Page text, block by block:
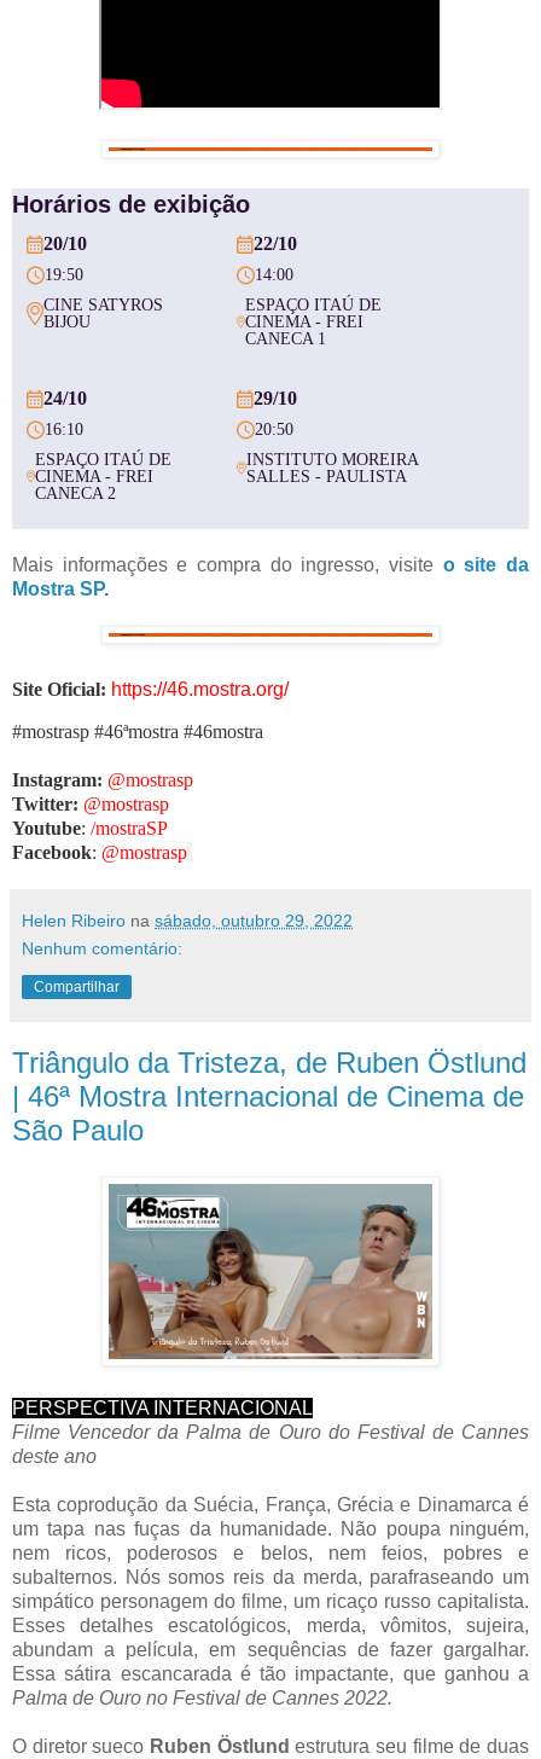
Horários de exibição
20/10
19:50
CINE SATYROS
BIJOU
22/10
14:00
ESPAÇO ITAÚ DE
CINEMA - FREI
CANECA 1
24/10
16:10
ESPAÇO ITAÚ DE
CINEMA - FREI
CANECA 2
29/10
20:50
INSTITUTO MOREIRA
SALLES - PAULISTA
Mais informações e compra do ingresso, visite o site da
Mostra SP.
Site Oficial: https://46.mostra.org/
#mostrasp #46ªmostra #46mostra
Instagram: @mostrasp
Twitter: @mostrasp
Youtube: /mostraSP
Facebook: @mostrasp
Helen Ribeiro na sábado, outubro 29, 2022
Nenhum comentário:
Compartilhar
Triângulo da Tristeza, de Ruben Östlund
| 46ª Mostra Internacional de Cinema de
São Paulo
PERSPECTIVA INTERNACIONAL
Filme Vencedor da Palma de Ouro do Festival de Cannes
deste ano
Esta coprodução da Suécia, França, Grécia e Dinamarca é
um tapa nas fuças da humanidade. Não poupa ninguém,
nem ricos, poderosos e belos, nem feios, pobres e
subalternos. Nós somos reis da merda, parafraseando um
simpático personagem do filme, um ricaço russo capitalista.
Esses detalhes escatológicos, merda, vômitos, sujeira,
abundam a película, em sequências de fazer gargalhar.
Essa sátira escancarada é tão impactante, que ganhou a
Palma de Ouro no Festival de Cannes 2022.
O diretor sueco Ruben Östlund estrutura seu filme de duas